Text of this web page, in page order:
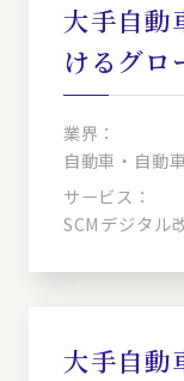
大手自動
けるグロ
業界：
自動車・自動
サービス：
SCMデジタル
大手自動